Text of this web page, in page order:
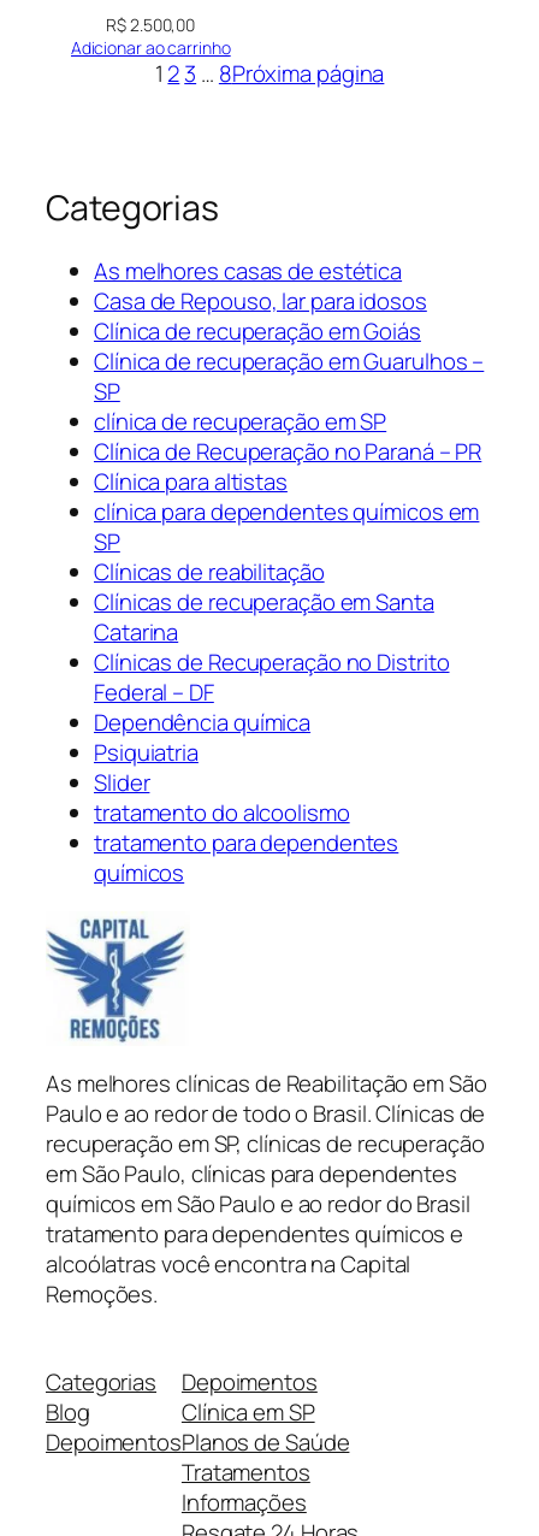
R$2.500,00
Adicionar ao carrinho
1 23 … 8Próxima página
Categorias
As melhores casas de estética
Casa de Repouso, lar para idosos
Clínica de recuperação em Goiás
Clínica de recuperação em Guarulhos –
SP
clínica de recuperação em SP
Clínica de Recuperação no Paraná – PR
Clínica para altistas
clínica para dependentes químicos em
SP
Clínicas de reabilitação
Clínicas de recuperação em Santa
Catarina
Clínicas de Recuperação no Distrito
Federal – DF
Dependência química
Psiquiatria
Slider
tratamento do alcoolismo
tratamento para dependentes
químicos
As melhores clínicas de Reabilitação em São
Paulo e ao redor de todo o Brasil. Clínicas de
recuperação em SP, clínicas de recuperação
em São Paulo, clínicas para dependentes
químicos em São Paulo e ao redor do Brasil
tratamento para dependentes químicos e
alcoólatras você encontra na Capital
Remoções.
Categorias
Blog
Depoimentos
Depoimentos
Clínica em SP
Planos de Saúde
Tratamentos
Informações